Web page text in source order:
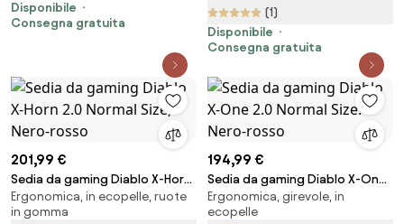
Disponibile
Consegna gratuita
(1)
Disponibile
Consegna gratuita
201,99 €
Sedia da gaming Diablo X-Horn
2.0 Normal Size, Nero-rosso
Ergonomica, in ecopelle, ruote
in gomma
194,99 €
Sedia da gaming Diablo X-One
2.0 Normal Size: Nero-rosso
Ergonomica, girevole, in
ecopelle